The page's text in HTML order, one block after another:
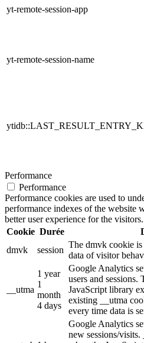
yt-remote-session-app
yt-remote-session-name
Performance
Performance
Performance cookies are used to
performance indexes of the website
better user experience for the visitors.
Cookie Durée
dmvk
session
The dmvk cookie
data of visitor
__utma
1 year
1
month
4 days
Google Analytics
users and sessions.
JavaScript library
existing __utma
every time data is
Google Analytics
new sessions/